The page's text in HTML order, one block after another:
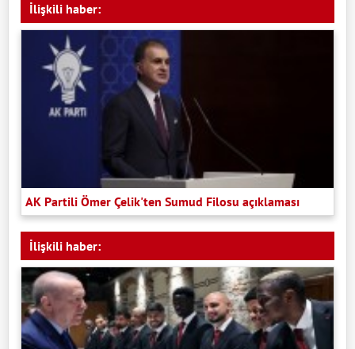
İlişkili haber:
AK Partili Ömer Çelik'ten Sumud Filosu açıklaması
İlişkili haber: